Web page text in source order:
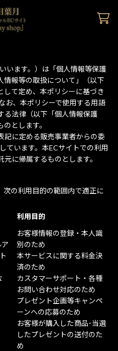
います。）は「個人情報等保護
情報等の取扱について」（以下
して定め、本ポリシーに基づき
お、本ポリシーで使用する用語
る法律（以下「個人情報保護
とします。
記に定める販売事業者からの委
ています。本ECサイトでの利用
に帰属するものとします。
次の利用目的の範囲内で適正に
利用目的
お客様情報の登録・本人識
別のため
本サービスに関する料金決
済のため
カスタマーサポート・各種
お問い合わせ対応のため
プレゼント企画等キャンペ
ーンへの応募のため
お客様が購入した商品･当選
したプレゼントの送付のた
め